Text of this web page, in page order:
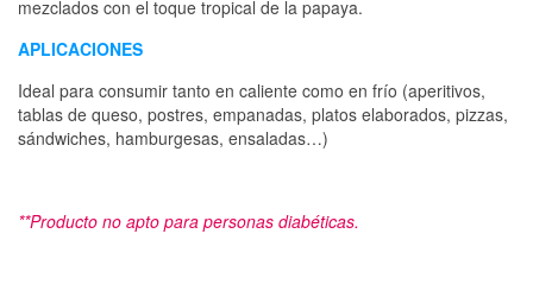
mezclados con el toque tropical de la papaya.
APLICACIONES
Ideal para consumir tanto en caliente como en frío (aperitivos,
tablas de queso, postres, empanadas, platos elaborados, pizzas,
sándwiches, hamburgesas, ensaladas…)
**Producto no apto para personas diabéticas.